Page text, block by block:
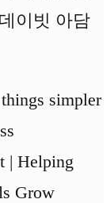
이빗 아담
simpler
| Helping
Grow